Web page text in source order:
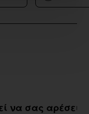
να σας αρέσει